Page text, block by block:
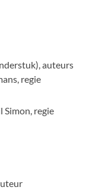
auteurs
regie
Simon, regie